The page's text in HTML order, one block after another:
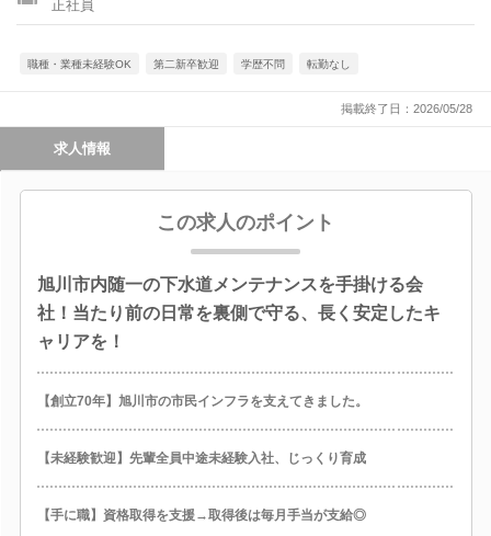
正社員
職種・業種未経験OK 第二新卒歓迎 学歴不問 転勤なし
掲載終了日：2026/05/28
求人情報
この求人のポイント
旭川市内随一の下水道メンテナンスを手掛ける会
社！当たり前の日常を裏側で守る、長く安定したキ
ャリアを！
【創立70年】旭川市の市民インフラを支えてきました。
【未経験歓迎】先輩全員中途未経験入社、じっくり育成
【手に職】資格取得を支援→取得後は毎月手当が支給◎